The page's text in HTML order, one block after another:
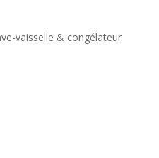
vaisselle & congélateur